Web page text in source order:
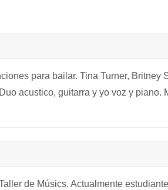
para bailar. Tina Turner,
acustico, guitarra y yo voz y
de Músics. Actualmente